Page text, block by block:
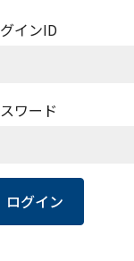
インID
ワード
ログイン